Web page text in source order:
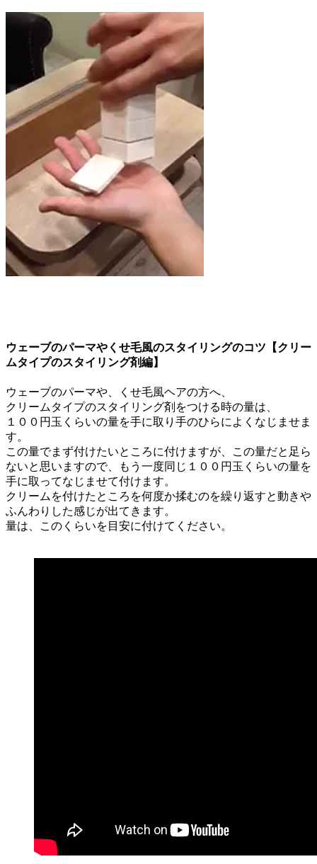
ウェーブのパーマやくせ毛風のスタイリングのコツ【クリー
ムタイプのスタイリング剤編】
ウェーブのパーマや、くせ毛風ヘアの方へ、
クリームタイプのスタイリング剤をつける時の量は、
１００円玉くらいの量を手に取り手のひらによくなじませま
す。
この量でまず付けたいところに付けますが、この量だと足ら
ないと思いますので、もう一度同じ１００円玉くらいの量を
手に取ってなじませて付けます。
クリームを付けたところを何度か揉むのを繰り返すと動きや
ふんわりした感じが出てきます。
量は、このくらいを目安に付けてください。